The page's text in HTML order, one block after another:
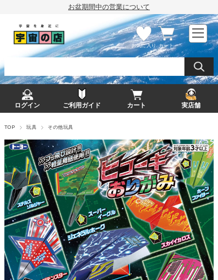
お盆期間中の営業について
お気に入り カート
ログイン ご利用ガイド カート 実店舗
TOP 玩具 その他玩具